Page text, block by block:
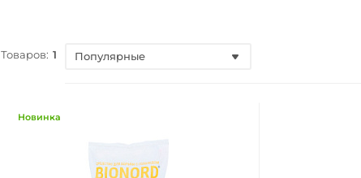
Товаров: 1 Популярные
Новинка